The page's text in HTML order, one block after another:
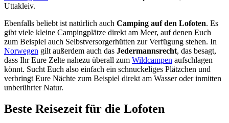
Uttakleiv.
Ebenfalls beliebt ist natürlich auch Camping auf den Lofoten. Es
gibt viele kleine Campingplätze direkt am Meer, auf denen Euch
zum Beispiel auch Selbstversorgerhütten zur Verfügung stehen. In
Norwegen gilt außerdem auch das Jedermannsrecht, das besagt,
dass Ihr Eure Zelte nahezu überall zum Wildcampen aufschlagen
könnt. Sucht Euch also einfach ein schnuckeliges Plätzchen und
verbringt Eure Nächte zum Beispiel direkt am Wasser oder inmitten
unberührter Natur.
Beste Reisezeit für die Lofoten